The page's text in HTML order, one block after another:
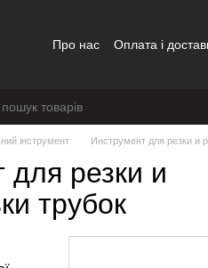
Про нас Оплата і
інструмент Инструмент для резки и
для резки и
трубок